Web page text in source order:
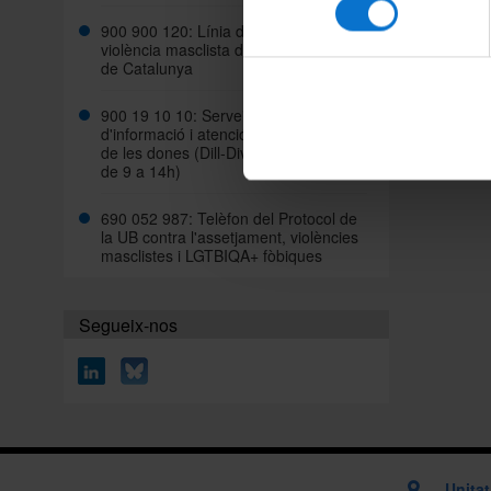
900 900 120: Línia d'atenció contra la
violència masclista de la Generalitat
de Catalunya
900 19 10 10: Servei nacional gratuït
d'informació i atenció sobre els drets
de les dones (Dill-Div de 9 a 20h / Dis
de 9 a 14h)
690 052 987: Telèfon del Protocol de
la UB contra l'assetjament, violències
masclistes i LGTBIQA+ fòbiques
Segueix-nos